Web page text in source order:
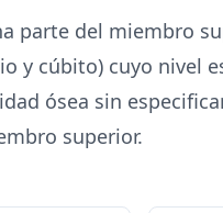
parte del miembro
y cúbito) cuyo nivel
ósea sin
superior.